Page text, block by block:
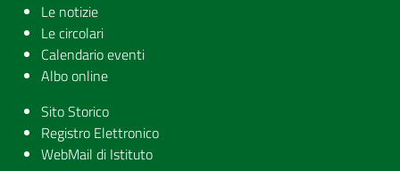
Le notizie
Le circolari
Calendario eventi
Albo online
Sito Storico
Registro Elettronico
WebMail di Istituto